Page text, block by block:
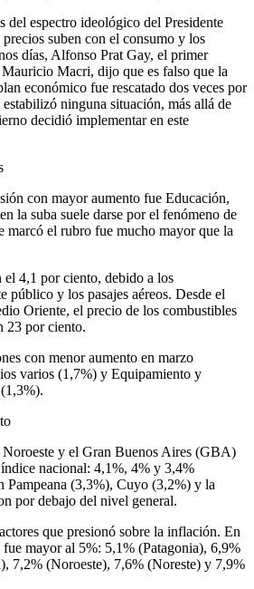
del espectro ideológico del Presidente
suben con el consumo y los
días, Alfonso Prat Gay, el primer
Macri, dijo que es falso que la
económico fue rescatado dos veces por
ninguna situación, más allá de
decidió implementar en este
con mayor aumento fue Educación,
la suba suele darse por el fenómeno de
marcó el rubro fue mucho mayor que la
4,1 por ciento, debido a los
público y los pasajes aéreos. Desde el
Oriente, el precio de los combustibles
23 por ciento.
con menor aumento en marzo
varios (1,7%) y Equipamiento y
y el Gran Buenos Aires (GBA)
nacional: 4,1%, 4% y 3,4%
Pampeana (3,3%), Cuyo (3,2%) y la
por debajo del nivel general.
que presionó sobre la inflación. En
fue mayor al 5%: 5,1% (Patagonia), 6,9%
7,2% (Noroeste), 7,6% (Noreste) y 7,9%